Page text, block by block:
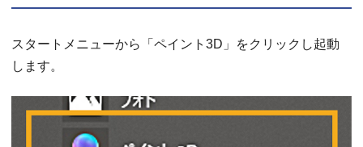
スタートメニューから「ペイント3D」をクリックし起動
します。